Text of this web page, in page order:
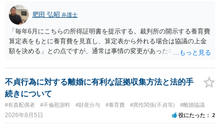
肥田 弘昭 弁護士
「毎年6月にこちらの所得証明書を提示する。裁判所の開示する養育費
算定表をもとに養育費を見直し、算定表から外れる場合は協議の上金
額を決める」との点ですが、通常は事情の変更があった場合に変更し
来なかった事情の変更により双方協議の上増減出来る」と「通知義務
に勤務先」が含まれているので、私に収入が入った事は相手に通知が
行く事になり、上記のような文言が無くても養育費の見直しは適宜出
来るかと思うのですが違うのでしょうか？との点はそのとおりかと思
います。養育費は事情の変更があった場合に変更するので毎年見直す
ことはあまりないです。ご参考にしてください。
不貞行為に対する離婚に有利な証拠収集方法と法的手
続きについて
#有責配偶者 #不倫慰謝料 #財産分与 #養育費 #異性関係(不貞等) #離婚協議
2026年8月5日 役にたった 2